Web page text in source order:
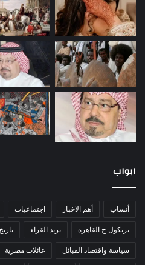
ابواب
أنساب أهم الاخبار اجتماعيات
برتكول ج القاهرة بريد القراء
سياسة واقتصاد القبائل عائلات مصرية